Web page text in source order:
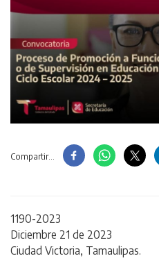
Compartir...
1190-2023
Diciembre 21 de 2023
Ciudad Victoria, Tamaulipas.